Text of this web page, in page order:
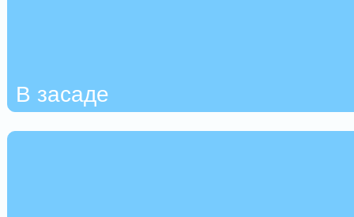
В засаде